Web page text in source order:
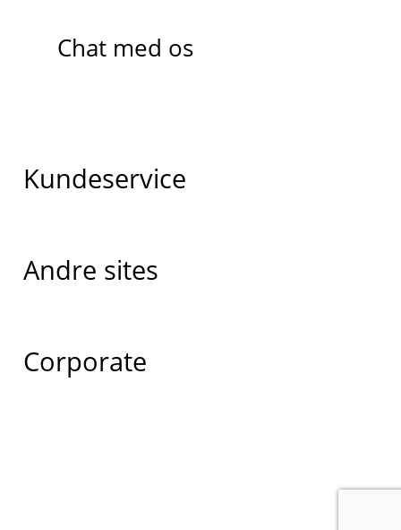
Chat med os
Kundeservice
Andre sites
Corporate